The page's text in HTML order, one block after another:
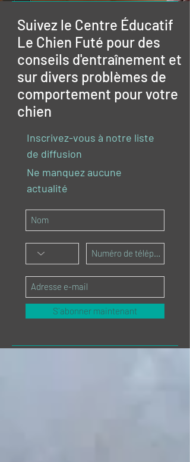
Suivez le Centre Éducatif
Le Chien Futé pour des
conseils d'entraînement et
sur divers problèmes de
comportement pour votre
chien
Inscrivez-vous à notre liste
de diffusion
Ne manquez aucune
actualité
S`abonner maintenant